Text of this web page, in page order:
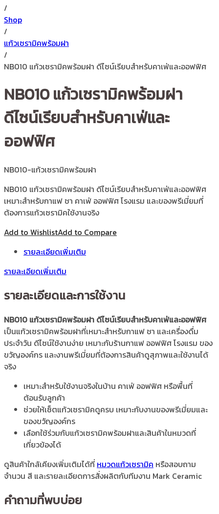
/
Shop
/
แก้วเซรามิคพร้อมฝา
/
NB010 แก้วเซรามิคพร้อมฝา ดีไซน์เรียบสำหรับคาเฟ่และออฟฟิศ
NB010 แก้วเซรามิคพร้อมฝา
ดีไซน์เรียบสำหรับคาเฟ่และ
ออฟฟิศ
NB010-แก้วเซรามิคพร้อมฝา
NB010 แก้วเซรามิคพร้อมฝา ดีไซน์เรียบสำหรับคาเฟ่และออฟฟิศ
เหมาะสำหรับกาแฟ ชา คาเฟ่ ออฟฟิศ โรงแรม และของพรีเมี่ยมที่
ต้องการแก้วเซรามิคใช้งานจริง
Add to WishlistAdd to Compare
รายละเอียดเพิ่มเติม
รายละเอียดเพิ่มเติม
รายละเอียดและการใช้งาน
NB010 แก้วเซรามิคพร้อมฝา ดีไซน์เรียบสำหรับคาเฟ่และออฟฟิศ
เป็นแก้วเซรามิคพร้อมฝาที่เหมาะสำหรับกาแฟ ชา และเครื่องดื่ม
ประจำวัน ดีไซน์ใช้งานง่าย เหมาะกับร้านกาแฟ ออฟฟิศ โรงแรม ของ
ขวัญองค์กร และงานพรีเมี่ยมที่ต้องการสินค้าดูสุภาพและใช้งานได้
จริง
เหมาะสำหรับใช้งานจริงในบ้าน คาเฟ่ ออฟฟิศ หรือพื้นที่
ต้อนรับลูกค้า
ช่วยให้เซ็ตแก้วเซรามิคดูครบ เหมาะกับงานของพรีเมี่ยมและ
ของขวัญองค์กร
เลือกใช้ร่วมกับแก้วเซรามิคพร้อมฝาและสินค้าในหมวดที่
เกี่ยวข้องได้
ดูสินค้าใกล้เคียงเพิ่มเติมได้ที่ หมวดแก้วเซรามิค หรือสอบถาม
จำนวน สี และรายละเอียดการสั่งผลิตกับทีมงาน Mark Ceramic
คำถามที่พบบ่อย